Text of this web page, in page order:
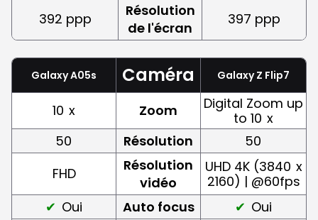
392 ppp
Résolution
de l'écran
397 ppp
Galaxy A05s Caméra Galaxy Z Flip7
10 x Zoom
Digital Zoom up
to 10 x
50
Résolution
50
FHD
Résolution
vidéo
UHD 4K (3840 x
2160) | @60fps
Oui
Auto focus
Oui